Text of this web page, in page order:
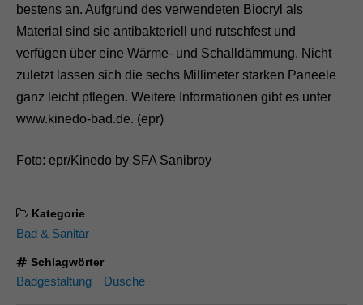
bestens an. Aufgrund des verwendeten Biocryl als
Material sind sie antibakteriell und rutschfest und
verfügen über eine Wärme- und Schalldämmung. Nicht
zuletzt lassen sich die sechs Millimeter starken Paneele
ganz leicht pflegen. Weitere Informationen gibt es unter
www.kinedo-bad.de. (epr)
Foto: epr/Kinedo by SFA Sanibroy
Kategorie
Bad & Sanitär
Schlagwörter
Badgestaltung Dusche